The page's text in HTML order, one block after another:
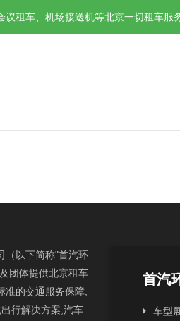
议租车、机场接送机等北京一切租车服
（以下简称"首汽环
团体提供北京租车
准的交通服务保障,
行解决方案,汽车
首汽
车型